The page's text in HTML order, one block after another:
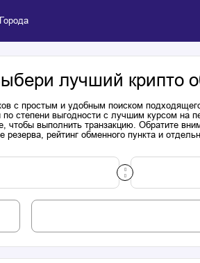
Города
лучший крипто
с простым и удобным поиском
по степени выгодности с лучшим курсом на
чтобы выполнить транзакцию. Обратите
рейтинг обменного пункта и